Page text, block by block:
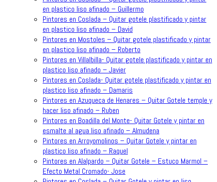
en plastico liso afinado – Guillermo
Pintores en Coslada – Quitar gotele plastificado y pintar
en plastico liso afinado – David
Pintores en Mostoles – Quitar gotele plastificado y pintar
en plastico liso afinado – Roberto
Pintores en Villalbilla- Quitar gotele plastificado y pintar en
plastico liso afinado – Javier
Pintores en Coslada- Quitar gotele plastificado y pintar en
plastico liso afinado – Damaris
Pintores en Azuqueca de Henares – Quitar Gotele temple y
hacer liso afinado – Ruben
Pintores en Boadilla del Monte- Quitar Gotele y pintar en
esmalte al agua liso afinado – Almudena
Pintores en Arroyomolinos – Quitar Gotele y pintar en
plastico liso afinado – Raquel
Pintores en Alalpardo – Quitar Gotele – Estuco Marmol –
Efecto Metal Cromado- Jose